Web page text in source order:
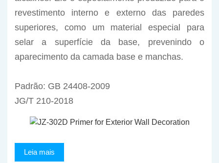
revestimento interno e externo das paredes
superiores, como um material especial para
selar a superfície da base, prevenindo o
aparecimento da camada base e manchas.
Padrão: GB 24408-2009
JG/T 210-2018
Leia mais